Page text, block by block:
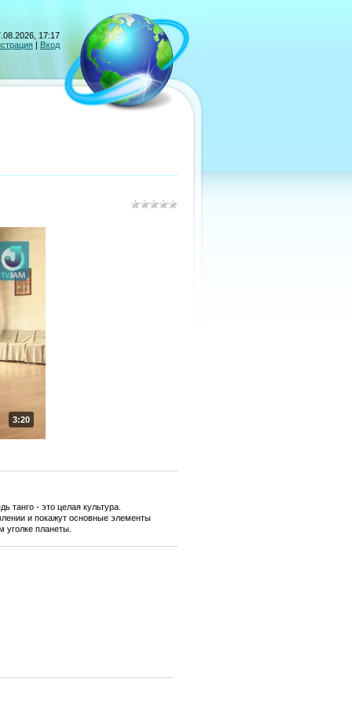
17:17
| Вход
3:20
танго - это целая культура.
и покажут основные элементы
уголке планеты.